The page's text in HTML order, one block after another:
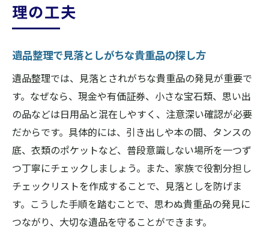
理の工夫
遺品整理で見落としがちな貴重品の探し方
遺品整理では、見落とされがちな貴重品の発見が重要で
す。なぜなら、現金や有価証券、小さな宝石類、思い出
の品などは日用品と混在しやすく、注意深い確認が必要
だからです。具体的には、引き出しや本の間、タンスの
底、衣類のポケットなど、普段意識しない場所を一つず
つ丁寧にチェックしましょう。また、家族で役割分担し
チェックリストを作成することで、見落としを防げま
す。こうした手順を踏むことで、思わぬ貴重品の発見に
つながり、大切な遺品を守ることができます。